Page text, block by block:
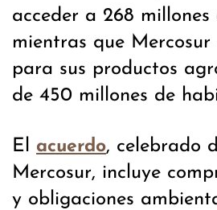
acceder a 268 millones
mientras que
para sus productos
de 450 millones de
El acuerdo, celebrado
Mercosur, incluye
y obligaciones